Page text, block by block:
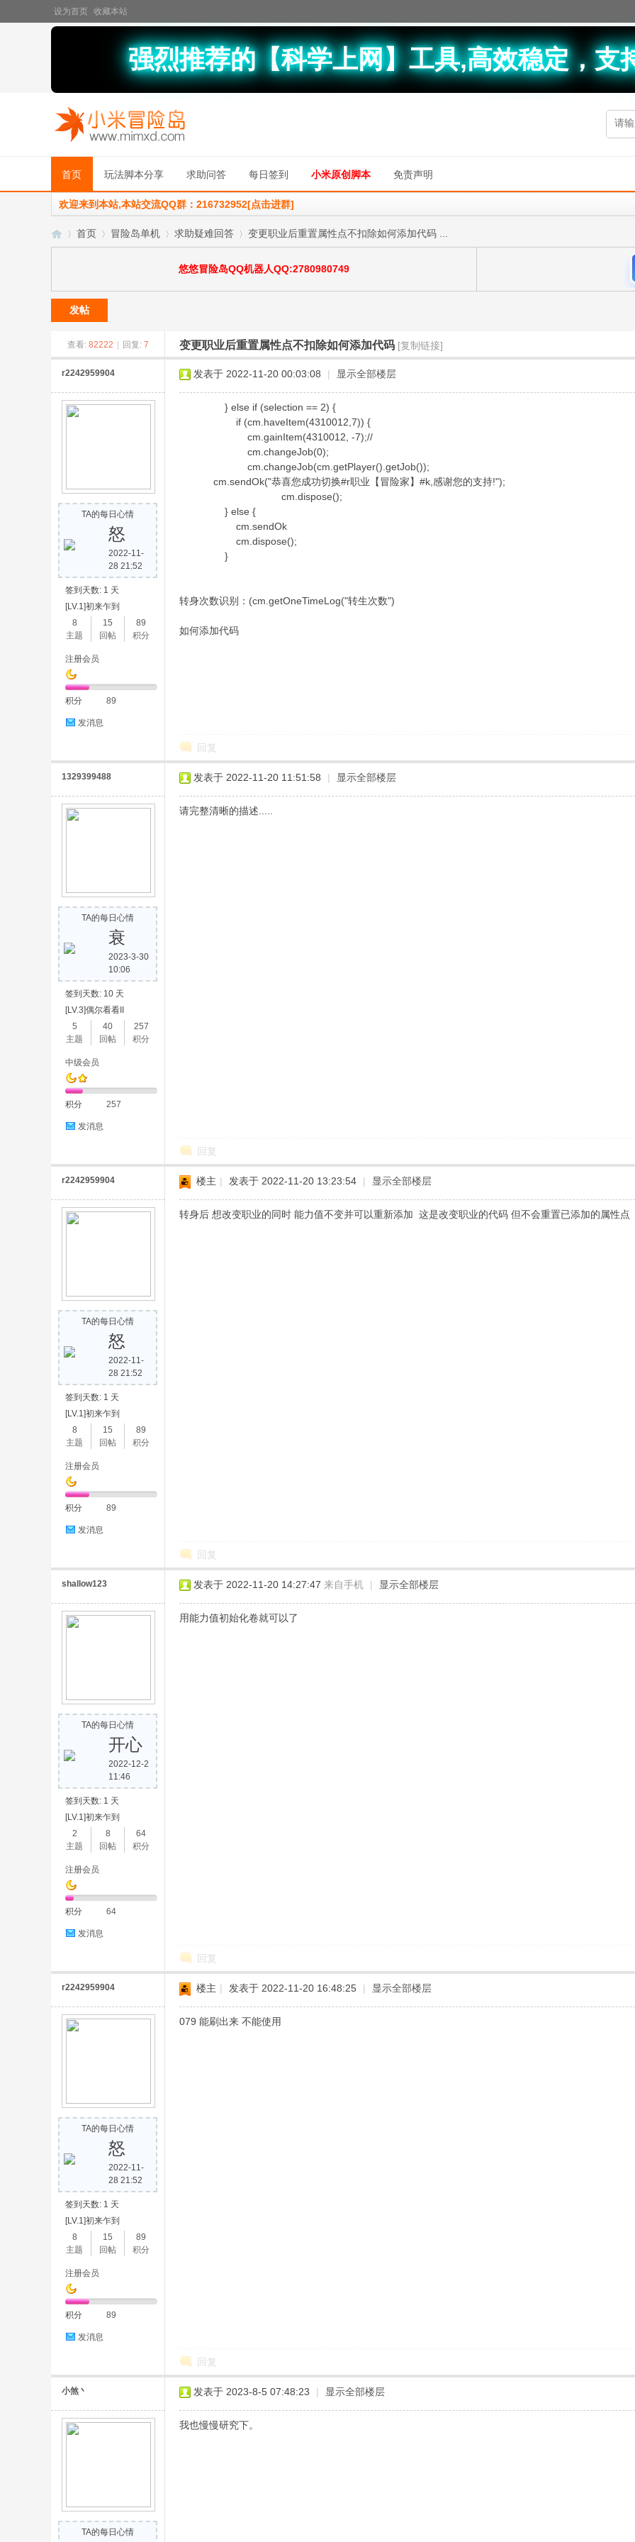
设为首页 收藏本站
强烈推荐的【科学上网】工具,高效稳定，支
首页 玩法脚本分享 求助问答 每日签到 小米原创脚本 免责声明
欢迎来到本站,本站交流QQ群：216732952[点击进群]
小
冒
»
首页
›
冒险岛单机
›
求助疑难回答
›
变更职业后重置属性点不扣除如何添加代码 ...
悠悠冒险岛QQ机器人QQ:2780980749
发帖
查看: 82222 回复: 7 变更职业后重置属性点不扣除如何添加代码 [复制链接]
r2242959904
TA的每日心情
怒
2022-11-
28 21:52
签到天数: 1 天
[LV.1]初来乍到
8
主题
15
回帖
89
积分
注册会员
积分 89
发消息
发表于 2022-11-20 00:03:08 | 显示全部楼层
} else if (selection == 2) {
if (cm.haveItem(4310012,7)) {
cm.gainItem(4310012, -7);//
cm.changeJob(0);
cm.changeJob(cm.getPlayer().getJob());
cm.sendOk("恭喜您成功切换#r职业【冒险家】#k,感谢您的支持!");
cm.dispose();
} else {
cm.sendOk
cm.dispose();
}
转身次数识别：(cm.getOneTimeLog("转生次数")
如何添加代码
回复
1329399488
TA的每日心情
衰
2023-3-30
10:06
签到天数: 10 天
[LV.3]偶尔看看II
5
主题
40
回帖
257
积分
中级会员
积分 257
发消息
发表于 2022-11-20 11:51:58 | 显示全部楼层
请完整清晰的描述.....
回复
r2242959904
TA的每日心情
怒
2022-11-
28 21:52
签到天数: 1 天
[LV.1]初来乍到
8
主题
15
回帖
89
积分
注册会员
积分 89
发消息
楼主 | 发表于 2022-11-20 13:23:54 | 显示全部楼层
转身后 想改变职业的同时 能力值不变并可以重新添加 这是改变职业的代码 但不会重置已添加的属性点
回复
shallow123
TA的每日心情
开心
2022-12-2
11:46
签到天数: 1 天
[LV.1]初来乍到
2
主题
8
回帖
64
积分
注册会员
积分 64
发消息
发表于 2022-11-20 14:27:47 来自手机 | 显示全部楼层
用能力值初始化卷就可以了
回复
r2242959904
TA的每日心情
怒
2022-11-
28 21:52
签到天数: 1 天
[LV.1]初来乍到
8
主题
15
回帖
89
积分
注册会员
积分 89
发消息
楼主 | 发表于 2022-11-20 16:48:25 | 显示全部楼层
079 能刷出来 不能使用
回复
小煞丶
TA的每日心情
发表于 2023-8-5 07:48:23 | 显示全部楼层
我也慢慢研究下。